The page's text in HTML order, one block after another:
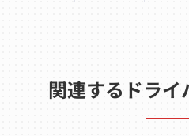
関連するドライ